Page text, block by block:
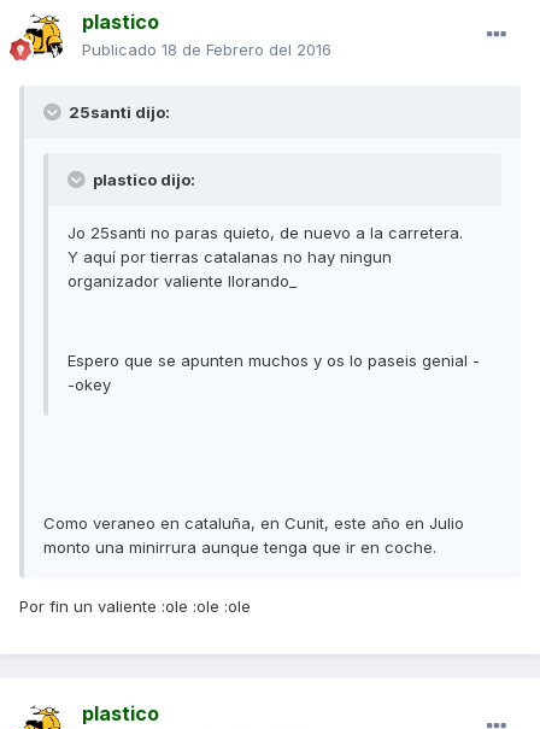
plastico
Publicado 18 de Febrero del 2016
25santi dijo:
plastico dijo:
Jo 25santi no paras quieto, de nuevo a la carretera.
Y aquí por tierras catalanas no hay ningun
organizador valiente llorando_
Espero que se apunten muchos y os lo paseis genial -
-okey
Como veraneo en cataluña, en Cunit, este año en Julio
monto una minirrura aunque tenga que ir en coche.
Por fin un valiente :ole :ole :ole
plastico